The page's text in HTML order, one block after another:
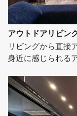
アウトドアリビン
リビングから直接
身近に感じられる